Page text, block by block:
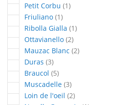
Petit Corbu 1article
Friuliano 1article
Ribolla Gialla 1article
Ottavianello 2articles
Mauzac Blanc 2articles
Duras 3articles
Braucol 5articles
Muscadelle 3articles
Loin de l'oeil 2articles